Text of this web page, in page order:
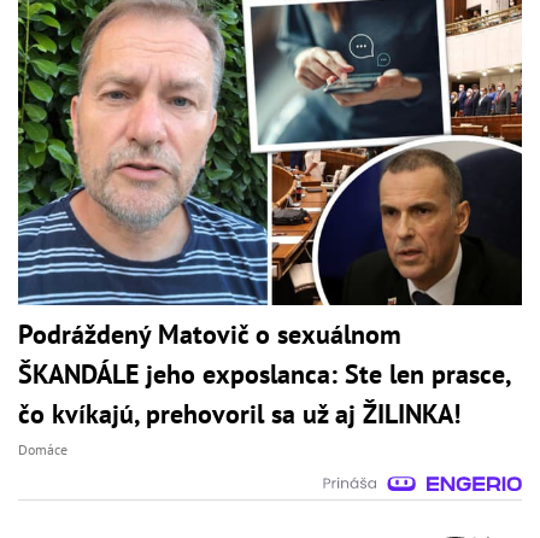
Podráždený Matovič o sexuálnom
ŠKANDÁLE jeho exposlanca: Ste len prasce,
čo kvíkajú, prehovoril sa už aj ŽILINKA!
Domáce